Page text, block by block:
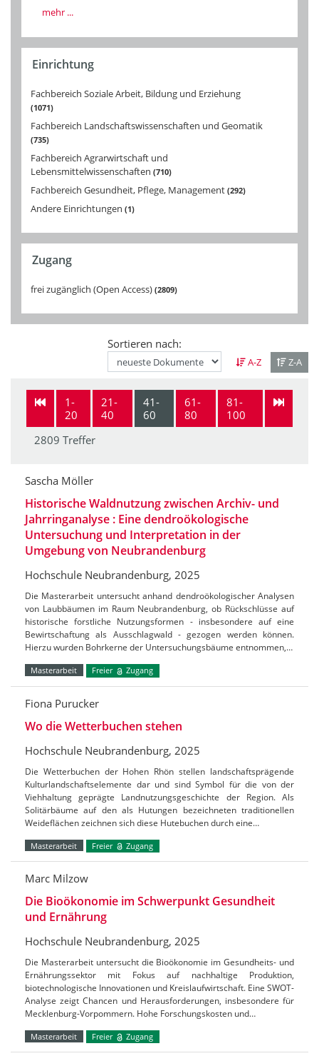
mehr ...
Einrichtung
Fachbereich Soziale Arbeit, Bildung und Erziehung
1071
Fachbereich Landschaftswissenschaften und Geomatik
735
Fachbereich Agrarwirtschaft und
Lebensmittelwissenschaften 710
Fachbereich Gesundheit, Pflege, Management 292
Andere Einrichtungen 1
Zugang
frei zugänglich (Open Access) 2809
Sortieren nach:
A-Z Z-A
1-
20
21-
40
41-
60
61-
80
81-
100
2809 Treffer
Sascha Möller
Historische Waldnutzung zwischen Archiv- und
Jahrringanalyse : Eine dendroökologische
Untersuchung und Interpretation in der
Umgebung von Neubrandenburg
Hochschule Neubrandenburg, 2025
Die Masterarbeit untersucht anhand dendroökologischer Analysen
von Laubbäumen im Raum Neubrandenburg, ob Rückschlüsse auf
historische forstliche Nutzungsformen - insbesondere auf eine
Bewirtschaftung als Ausschlagwald - gezogen werden können.
Hierzu wurden Bohrkerne der Untersuchungsbäume entnommen,…
Masterarbeit Freier Zugang
Fiona Purucker
Wo die Wetterbuchen stehen
Hochschule Neubrandenburg, 2025
Die Wetterbuchen der Hohen Rhön stellen landschaftsprägende
Kulturlandschaftselemente dar und sind Symbol für die von der
Viehhaltung geprägte Landnutzungsgeschichte der Region. Als
Solitärbäume auf den als Hutungen bezeichneten traditionellen
Weideflächen zeichnen sich diese Hutebuchen durch eine…
Masterarbeit Freier Zugang
Marc Milzow
Die Bioökonomie im Schwerpunkt Gesundheit
und Ernährung
Hochschule Neubrandenburg, 2025
Die Masterarbeit untersucht die Bioökonomie im Gesundheits- und
Ernährungssektor mit Fokus auf nachhaltige Produktion,
biotechnologische Innovationen und Kreislaufwirtschaft. Eine SWOT-
Analyse zeigt Chancen und Herausforderungen, insbesondere für
Mecklenburg-Vorpommern. Hohe Forschungskosten und…
Masterarbeit Freier Zugang